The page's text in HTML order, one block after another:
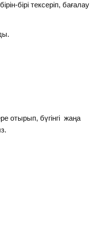
бірі тексеріп, бағалау
отырып, бүгінгі жаңа